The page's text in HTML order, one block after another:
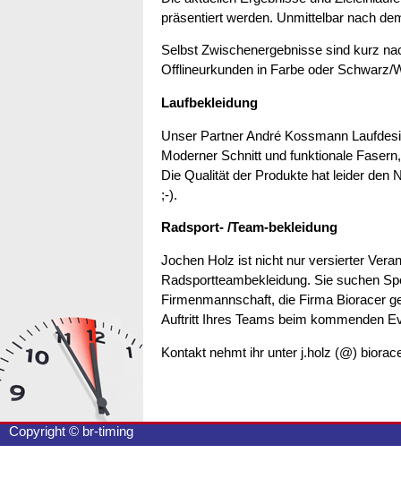
präsentiert werden. Unmittelbar nach
Selbst Zwischenergebnisse sind kurz
Offlineurkunden in Farbe oder Schwarz/
Laufbekleidung
Unser Partner André Kossmann
Moderner Schnitt und funktionale
Die Qualität der Produkte hat leider den
;-).
Radsport- /Team-bekleidung
Jochen Holz ist nicht nur versierter
Radsportteambekleidung. Sie suchen
Firmenmannschaft, die Firma Bioracer
Auftritt Ihres Teams beim kommenden
Kontakt nehmt ihr unter j.holz (@)
Copyright © br-timing